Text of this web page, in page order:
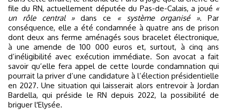
file du RN, actuellement députée du Pas-de-Calais, a joué «
un rôle central »dans ce « système organisé ». Par
conséquence, elle a été condamnée à quatre ans de prison
dont deux ans ferme aménagés sous bracelet électronique,
à une amende de 100 000 euros et, surtout, à cinq ans
d’inéligibilité avec exécution immédiate. Son avocat a fait
savoir qu’elle fera appel de cette lourde condamnation qui
pourrait la priver d’une candidature à l’élection présidentielle
en 2027. Une situation qui laisserait alors entrevoir à Jordan
Bardella, qui préside le RN depuis 2022, la possibilité de
briguer l'Elysée.